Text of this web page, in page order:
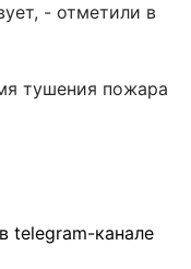
- отметили в
тушения пожара
telegram-канале